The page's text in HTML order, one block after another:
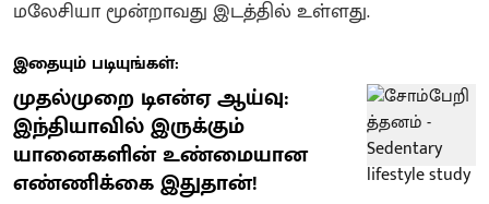
மலேசியா மூன்றாவது இடத்தில் உள்ளது.
இதையும் படியுங்கள்:
முதல்முறை டிஎன்ஏ ஆய்வு:
இந்தியாவில் இருக்கும்
யானைகளின் உண்மையான
எண்ணிக்கை இதுதான்!